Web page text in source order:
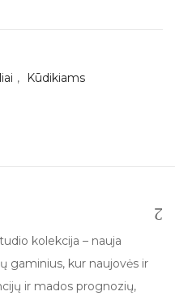
,
Kūdikiams
kolekcija – nauja
gaminius, kur naujovės ir
ir mados prognozių,